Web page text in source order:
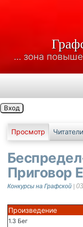
... зона
Вход
Главные
Просмотр Читатели
Приговор
Конкурсы на Графской
Произведение
1.3 Бег